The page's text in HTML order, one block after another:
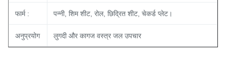
फार्म : पन्नी, शिम शीट, रोल, छिद्रित शीट, चेकर्ड प्लेट।
अनुप्रयोग लुगदी और कागज वस्त्र जल उपचार